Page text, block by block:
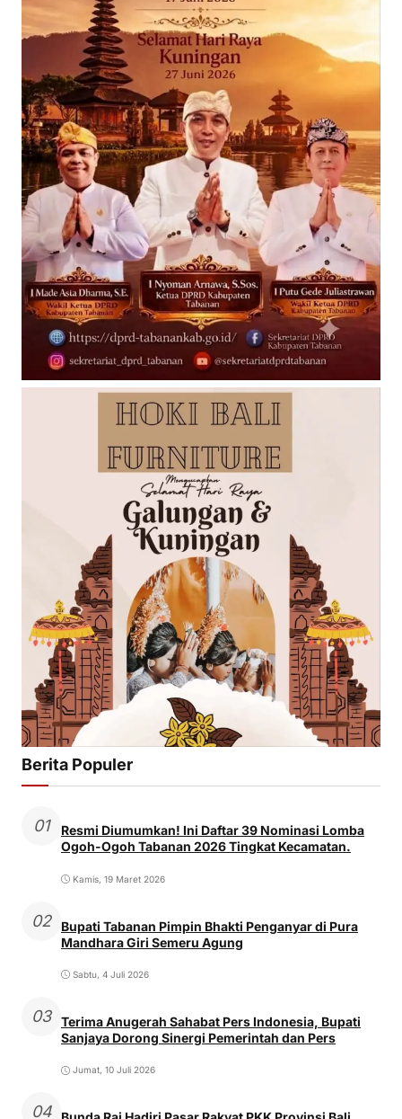
Berita Populer
01
Resmi Diumumkan! Ini Daftar 39 Nominasi Lomba
Ogoh-Ogoh Tabanan 2026 Tingkat Kecamatan.
Kamis, 19 Maret 2026
02
Bupati Tabanan Pimpin Bhakti Penganyar di Pura
Mandhara Giri Semeru Agung
Sabtu, 4 Juli 2026
03
Terima Anugerah Sahabat Pers Indonesia, Bupati
Sanjaya Dorong Sinergi Pemerintah dan Pers
Jumat, 10 Juli 2026
04